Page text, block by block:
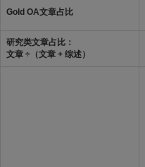
Gold OA文章占比
研究类文章占比：
文章 ÷（文章 + 综述）